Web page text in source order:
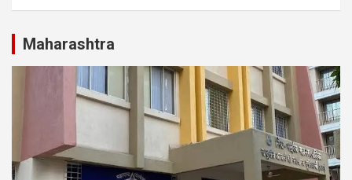
Maharashtra